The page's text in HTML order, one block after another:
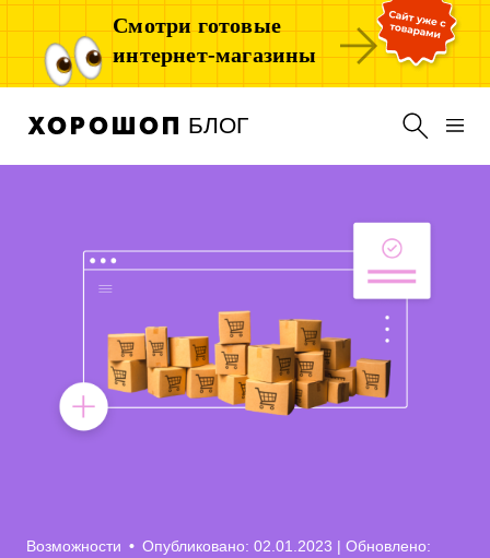
Смотри готовые
интернет-магазины
БЛОГ
Возможности • Опубликовано: 02.01.2023 | Обновлено: